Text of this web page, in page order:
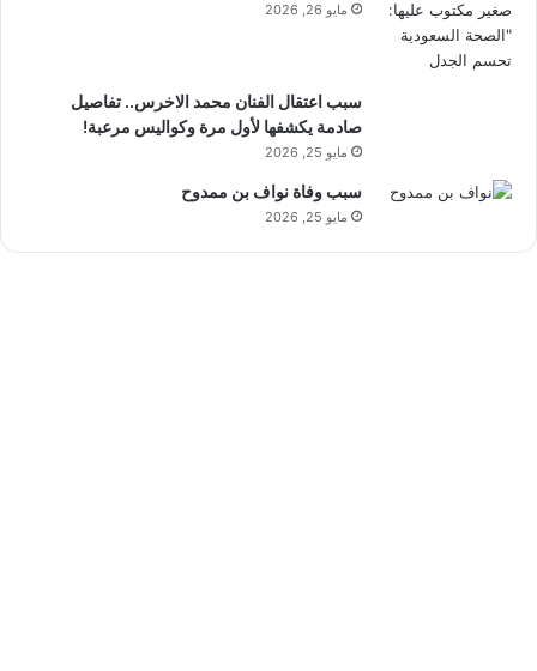
مايو 26, 2026
سبب اعتقال الفنان محمد الاخرس.. تفاصيل
صادمة يكشفها لأول مرة وكواليس مرعبة!
مايو 25, 2026
سبب وفاة نواف بن ممدوح
مايو 25, 2026